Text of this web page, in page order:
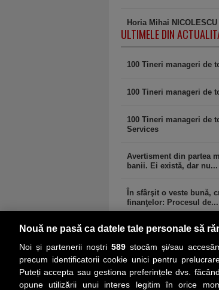
Horia Mihai NICOLESCU
ULTIMELE DIN
100 Tineri manageri de
100 Tineri manageri de
100 Tineri manageri de
Services
Avertisment din partea
banii. Ei există, dar nu...
În sfârşit o veste bună,
finanţelor: Procesul de...
PRIMA PAGINĂ
Nouă ne pasă ca datele tale personale să
Noi și partenerii noștri 589stocăm și/sau
precum identificatorii cookie unici pentru
Puteți accepta sau gestiona preferințele dvs.
opune utilizării unui interes legitim în orice